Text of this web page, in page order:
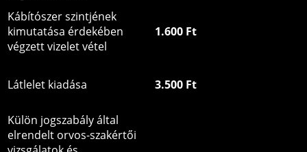
Kábítószer szintjének
kimutatása érdekében
végzett vizelet vétel
1.600 Ft
Látlelet kiadása 3.500 Ft
Külön jogszabály által
elrendelt orvos-szakértői